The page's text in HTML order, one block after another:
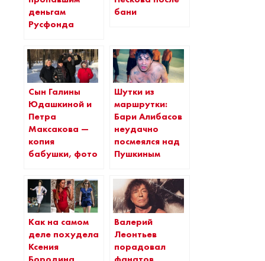
деньгам
Русфонда
бани
Сын Галины
Юдашкиной и
Петра
Максакова —
копия
бабушки, фото
Шутки из
маршрутки:
Бари Алибасов
неудачно
посмеялся над
Пушкиным
Как на самом
деле похудела
Ксения
Валерий
Леонтьев
порадовал